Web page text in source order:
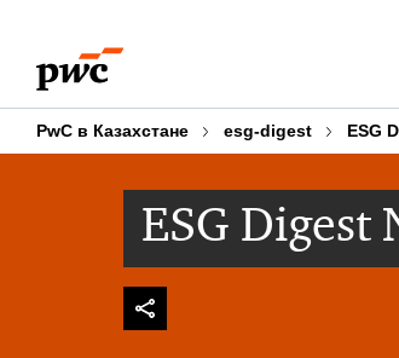
content
footer
PwC в Казахстане esg-digest ESG
ESG